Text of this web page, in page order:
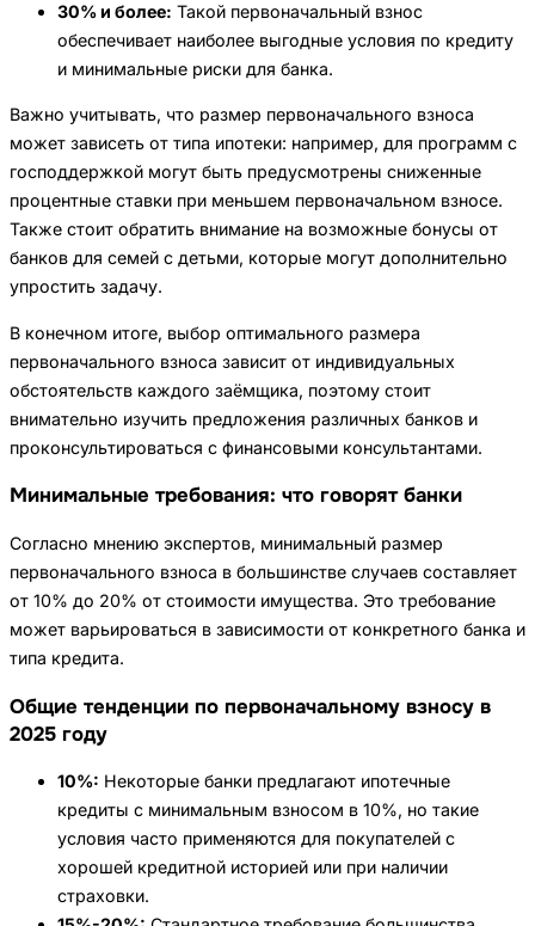
30% и более: Такой первоначальный взнос
обеспечивает наиболее выгодные условия по кредиту
и минимальные риски для банка.
Важно учитывать, что размер первоначального взноса
может зависеть от типа ипотеки: например, для программ с
господдержкой могут быть предусмотрены сниженные
процентные ставки при меньшем первоначальном взносе.
Также стоит обратить внимание на возможные бонусы от
банков для семей с детьми, которые могут дополнительно
упростить задачу.
В конечном итоге, выбор оптимального размера
первоначального взноса зависит от индивидуальных
обстоятельств каждого заёмщика, поэтому стоит
внимательно изучить предложения различных банков и
проконсультироваться с финансовыми консультантами.
Минимальные требования: что говорят банки
Согласно мнению экспертов, минимальный размер
первоначального взноса в большинстве случаев составляет
от 10% до 20% от стоимости имущества. Это требование
может варьироваться в зависимости от конкретного банка и
типа кредита.
Общие тенденции по первоначальному взносу в
2025 году
10%: Некоторые банки предлагают ипотечные
кредиты с минимальным взносом в 10%, но такие
условия часто применяются для покупателей с
хорошей кредитной историей или при наличии
страховки.